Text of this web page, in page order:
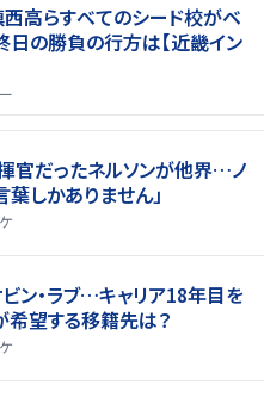
高らすべてのシード校がベ
日の勝負の行方は【近畿イン
官だったネルソンが他界…ノ
しかありません」
ン・ラブ…キャリア18年目を
希望する移籍先は？